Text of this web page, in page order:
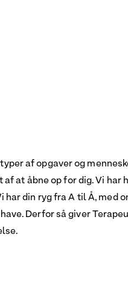
af opgaver og
at åbne op for dig. Vi
din ryg fra A til Å, med
Derfor så giver